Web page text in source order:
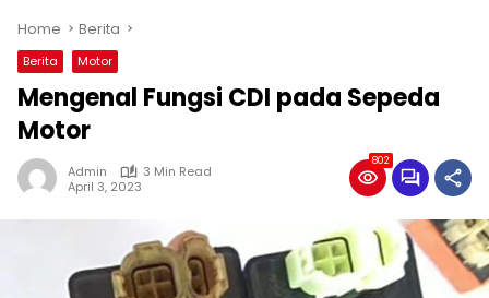
Home Berita
Berita Motor
Mengenal Fungsi CDI pada Sepeda
Motor
Admin
3 Min Read
April 3, 2023
802